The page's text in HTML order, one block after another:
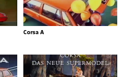
Corsa A